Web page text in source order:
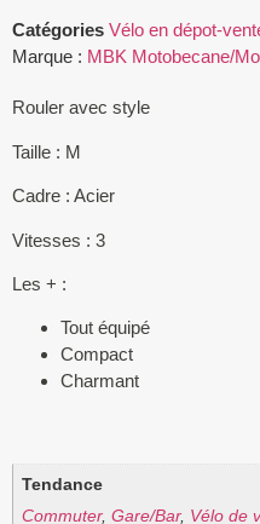
Catégories Vélo en dépot-
Marque : MBK Motobecane/
Rouler avec style
Taille : M
Cadre : Acier
Vitesses : 3
Les + :
Tout équipé
Compact
Charmant
Tendance
Commuter, Gare/Bar, Vélo de